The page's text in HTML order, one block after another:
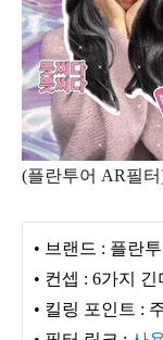
(플란투어 AR필
• 브랜드 : 플란투
• 컨셉 : 6가지
• 킬링 포인트 :